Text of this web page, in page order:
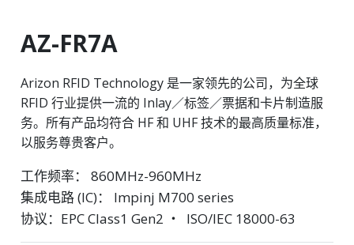
AZ-FR7A
Arizon RFID Technology 是一家领先的公司，为全球
RFID 行业提供一流的 Inlay／标签／票据和卡片制造服
务。所有产品均符合 HF 和 UHF 技术的最高质量标准，
以服务尊贵客户。
工作频率： 860MHz-960MHz
集成电路 (IC)：
Impinj M700 series
协议：EPC Class1 Gen2 ‧ ISO/IEC 18000-63